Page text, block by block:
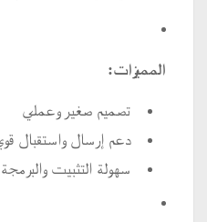
المميزات:
تصميم صغير وعملي
دعم إرسال واستقبال
سهولة التثبيت والبرمجة